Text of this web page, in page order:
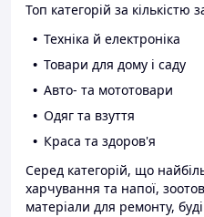
Топ категорій за кількістю
Техніка й електроніка
Товари для дому і саду
Авто- та мототовари
Одяг та взуття
Краса та здоров'я
Серед категорій, що
харчування та напої,
матеріали для ремонту,